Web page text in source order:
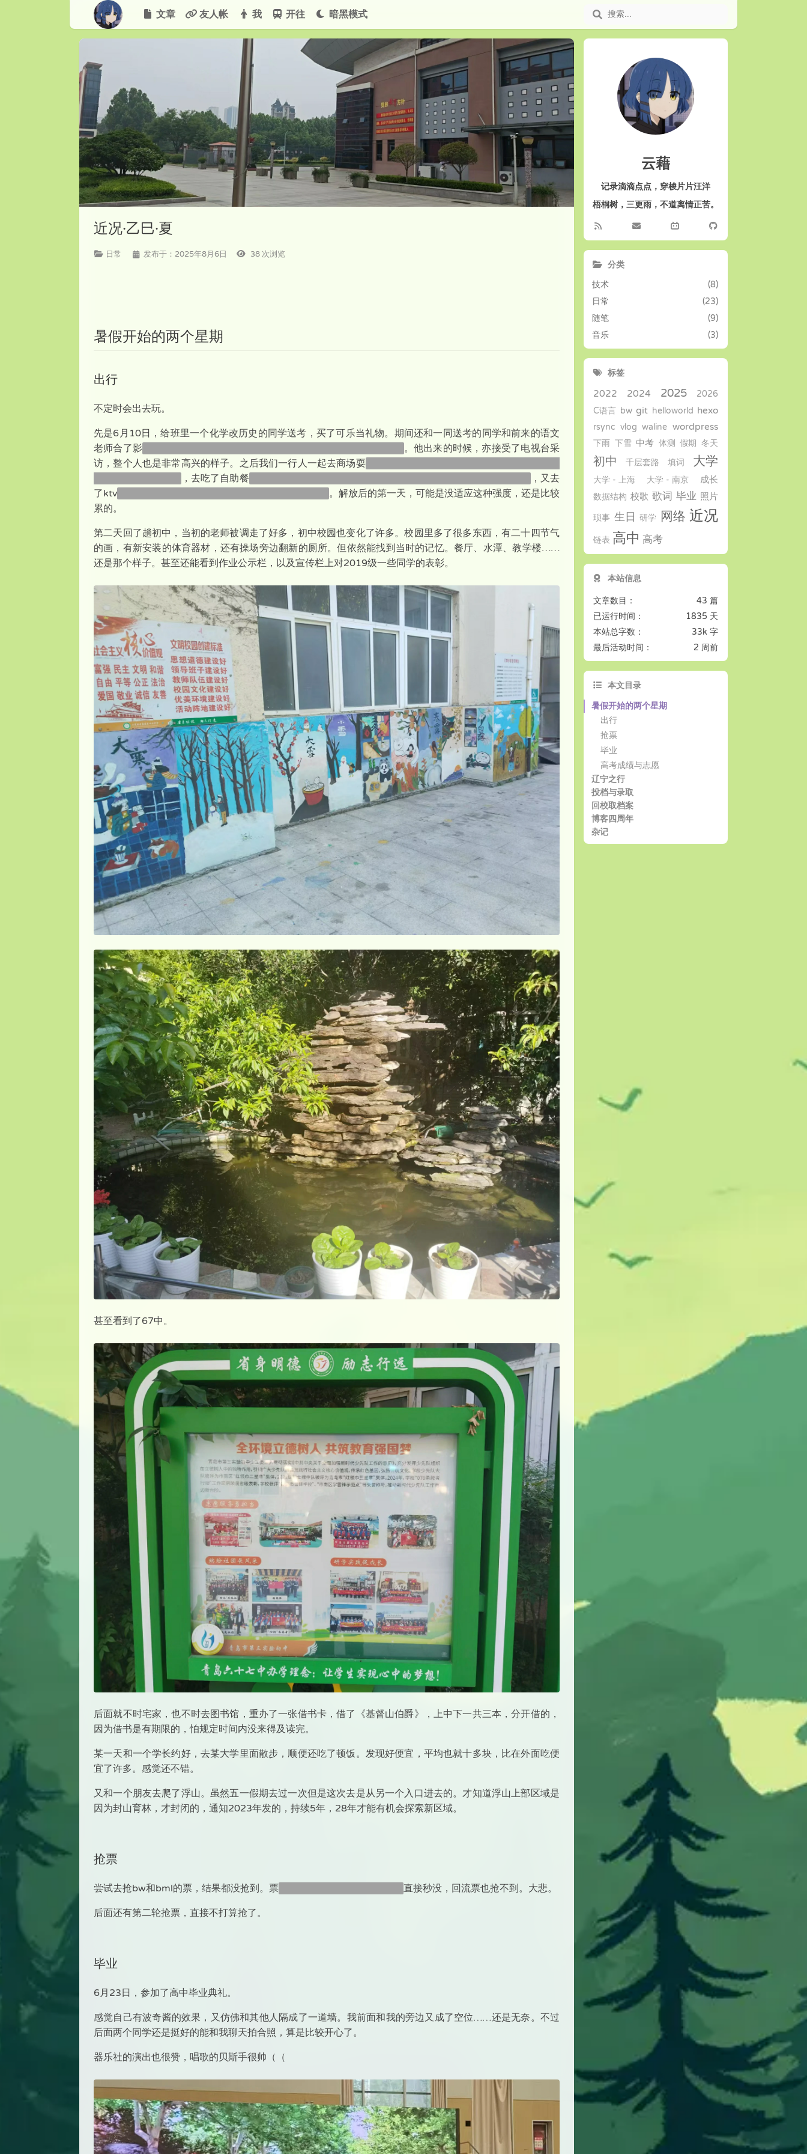
文章 友人帐 我 开往 暗黑模式
近况·乙巳·夏
日常 发布于：2025年8月6日 38 次浏览
暑假开始的两个星期
出行
不定时会出去玩。
先是6月10日，给班里一个化学改历史的同学送考，买了可乐当礼物。期间还和一同送考的同学和前来的语文
老师合了影
。他出来的时候，亦接受了电视台采
访，整个人也是非常高兴的样子。之后我们一行人一起去商场耍但是几个人直接去体验了网吧，我表示不太理
，去吃了自助餐
，又去
了ktv
。解放后的第一天，可能是没适应这种强度，还是比较
累的。
第二天回了趟初中，当初的老师被调走了好多，初中校园也变化了许多。校园里多了很多东西，有二十四节气
的画，有新安装的体育器材，还有操场旁边翻新的厕所。但依然能找到当时的记忆。餐厅、水潭、教学楼……
还是那个样子。甚至还能看到作业公示栏，以及宣传栏上对2019级一些同学的表彰。
甚至看到了67中。
后面就不时宅家，也不时去图书馆，重办了一张借书卡，借了《基督山伯爵》，上中下一共三本，分开借的，
因为借书是有期限的，怕规定时间内没来得及读完。
某一天和一个学长约好，去某大学里面散步，顺便还吃了顿饭。发现好便宜，平均也就十多块，比在外面吃便
宜了许多。感觉还不错。
又和一个朋友去爬了浮山。虽然五一假期去过一次但是这次去是从另一个入口进去的。才知道浮山上部区域是
因为封山育林，才封闭的，通知2023年发的，持续5年，28年才能有机会探索新区域。
抢票
尝试去抢bw和bml的票，结果都没抢到。票 直接秒没，回流票也抢不到。大悲。
后面还有第二轮抢票，直接不打算抢了。
毕业
6月23日，参加了高中毕业典礼。
感觉自己有波奇酱的效果，又仿佛和其他人隔成了一道墙。我前面和我的旁边又成了空位……还是无奈。不过
后面两个同学还是挺好的能和我聊天拍合照，算是比较开心了。
器乐社的演出也很赞，唱歌的贝斯手很帅（（
云藉
记录滴滴点点，穿梭片片汪洋
梧桐树，三更雨，不道离情正苦。
分类
技术
(8)
日常
(23)
随笔
(9)
音乐
(3)
标签
2022 2024 2025
2026
C语言 bw git helloworld hexo
rsync vlog waline wordpress
下雨 下雪 中考 体测 假期 冬天
初中 千层套路 填词 大学
大学 - 上海 大学 - 南京 成长
数据结构 校歌 歌词 毕业 照片
琐事 生日 研学 网络 近况
链表 高中 高考
本站信息
文章数目：
43 篇
已运行时间：
1835 天
本站总字数：
33k 字
最后活动时间：
2 周前
本文目录
暑假开始的两个星期
出行
抢票
毕业
高考成绩与志愿
辽宁之行
投档与录取
回校取档案
博客四周年
杂记